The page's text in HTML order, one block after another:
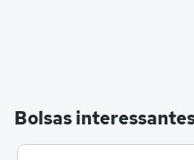
Bolsas